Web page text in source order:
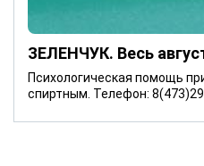
ЗЕЛЕНЧУК. Весь
Психологическая помощь
спиртным. Телефон: